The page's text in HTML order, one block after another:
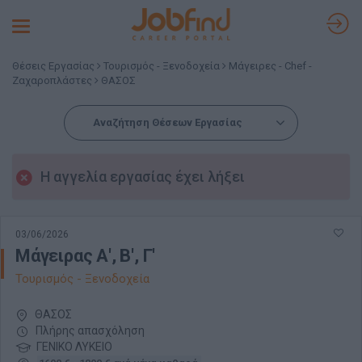
Toggle
Θέσεις Εργασίας Τουρισμός - Ξενοδοχεία
Μάγειρες - Chef -
Ζαχαροπλάστες
ΘΑΣΟΣ
Αναζήτηση Θέσεων Εργασίας
Η αγγελία εργασίας έχει λήξει
03/06/2026
Μάγειρας Α', Β', Γ'
Τουρισμός - Ξενοδοχεία
ΘΑΣΟΣ
Πλήρης απασχόληση
ΓΕΝΙΚΟ ΛΥΚΕΙΟ